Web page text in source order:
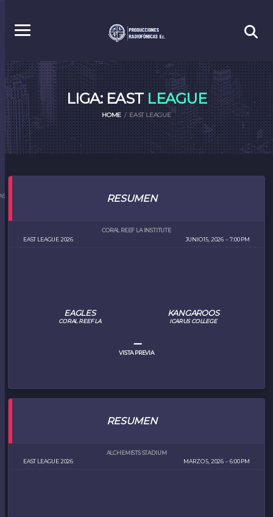
LIGA: EASTLEAGUE
HOME EAST LEAGUE
RESUMEN
EAST LEAGUE 2026
CORAL REEF LA INSTITUTE
JUNIO 15, 2026
7:00 PM
EAGLES
CORAL REEF LA
KANGAROOS
ICARUS COLLEGE
–
VISTA PREVIA
RESUMEN
EAST LEAGUE 2026
ALCHEMISTS STADIUM
MARZO 5, 2026
6:00 PM